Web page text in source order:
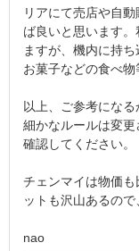
リアにて売店や自
ば良いと思います
ますが、機内に持
お菓子などの食べ物
以上、ご参考にな
細かなルールは変
確認してください。
チェンマイは物価
ットも沢山あるので
nao